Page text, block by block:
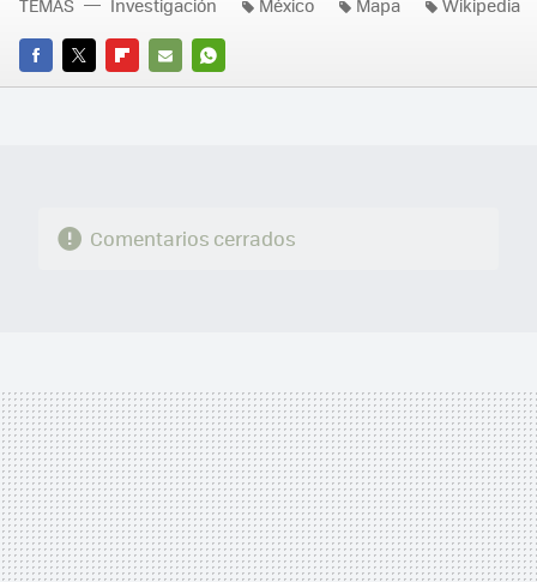
FACEBOOK
TWITTERFLIPBOARD
E-
WHATSAPP
TEMAS Investigación México Mapa Wikipedia
Comentarios cerrados